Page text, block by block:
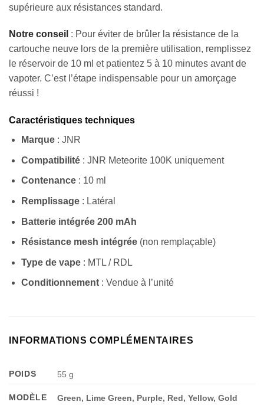
supérieure aux résistances standard.
Notre conseil : Pour éviter de brûler la résistance de la
cartouche neuve lors de la première utilisation, remplissez
le réservoir de 10 ml et patientez 5 à 10 minutes avant de
vapoter. C’est l’étape indispensable pour un amorçage
réussi !
Caractéristiques techniques
Marque: JNR
Compatibilité: JNR Meteorite 100K uniquement
Contenance: 10 ml
Remplissage: Latéral
Batterie intégrée 200 mAh
Résistance mesh intégrée(non remplaçable)
Type de vape: MTL / RDL
Conditionnement: Vendue à l’unité
INFORMATIONS COMPLÉMENTAIRES
POIDS 55 g
MODÈLE Green, Lime Green, Purple, Red, Yellow, Gold